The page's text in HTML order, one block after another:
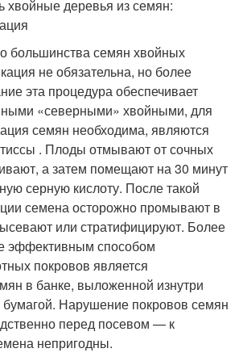
большинства семян хвойных
не обязательна, но более
эта процедура обеспечивает
«северными» хвойными, для
семян необходима, являются
. Плоды отмывают от сочных
а затем помещают на 30 минут
серную кислоту. После такой
семена осторожно промывают в
или стратифицируют. Более
эффективным способом
покровов является
в банке, выложенной изнутри
бумагой. Нарушение покровов семян
перед посевом — к
непригодны.